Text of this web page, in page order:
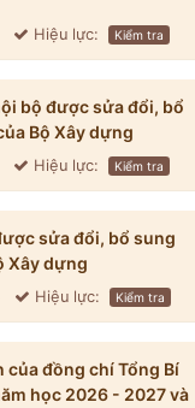
Hiệu lực: Kiểm tra
bộ được sửa đổi, bổ
Bộ Xây dựng
Hiệu lực: Kiểm tra
sửa đổi, bổ sung
Xây dựng
Hiệu lực: Kiểm tra
của đồng chí Tổng Bí
học 2026 - 2027 và